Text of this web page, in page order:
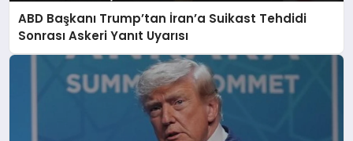
ABD Başkanı Trump’tan İran’a Suikast Tehdidi
Sonrası Askeri Yanıt Uyarısı